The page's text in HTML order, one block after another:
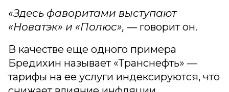
«Здесь фаворитами выступают
«Новатэк» и «Полюс», — говорит он.
В качестве еще одного примера
Бредихин называет «Транснефть» —
тарифы на ее услуги индексируются, что